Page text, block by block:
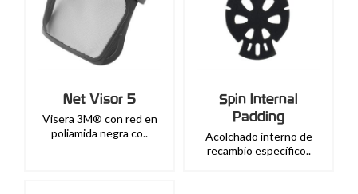
Net Visor 5
Visera 3M® con red en
poliamida negra co..
Spin Internal
Padding
Acolchado interno de
recambio específico..